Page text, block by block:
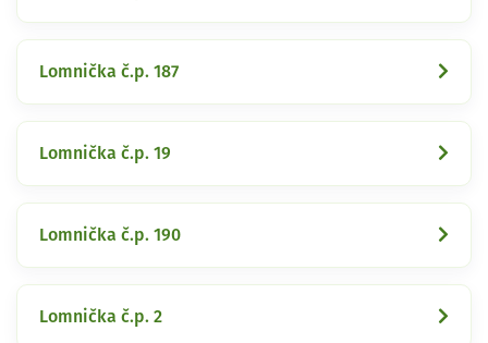
Lomnička č.p. 187
Lomnička č.p. 19
Lomnička č.p. 190
Lomnička č.p. 2